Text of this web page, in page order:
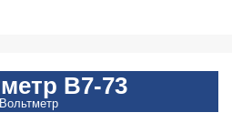
В7-73
Вольтметр